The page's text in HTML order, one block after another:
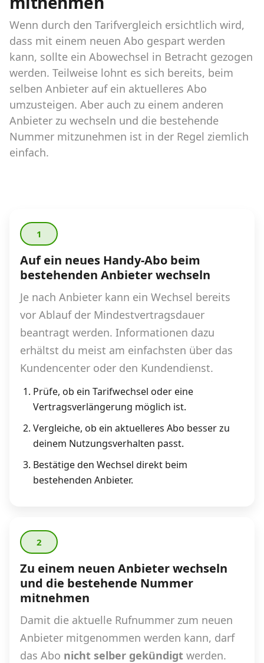
Abos für Tablets, Hotspots und Smart
Tarifrechner Handy-Abo
Der gute alte Tarifrechner im neuen Design
Infos
Alle Anbieter
Alle Mobile-Vergleiche
Internet, TV, Telefon
Kombi-Angebote
Aktionen
News
Forum
Datenschutz·AGB·Impressum
Wenn durch den Tarifvergleich ersichtlich wird,
dass mit einem neuen Abo gespart werden
kann, sollte ein Abowechsel in Betracht gezogen
werden. Teilweise lohnt es sich bereits, beim
selben Anbieter auf ein aktuelleres Abo
umzusteigen. Aber auch zu einem anderen
Anbieter zu wechseln und die bestehende
Nummer mitzunehmen ist in der Regel ziemlich
einfach.
1
Auf ein neues Handy-Abo beim
bestehenden Anbieter wechseln
Je nach Anbieter kann ein Wechsel bereits
vor Ablauf der Mindestvertragsdauer
beantragt werden. Informationen dazu
erhältst du meist am einfachsten über das
Kundencenter oder den Kundendienst.
Prüfe, ob ein Tarifwechsel oder eine
Vertragsverlängerung möglich ist.
Vergleiche, ob ein aktuelleres Abo besser zu
deinem Nutzungsverhalten passt.
Bestätige den Wechsel direkt beim
bestehenden Anbieter.
2
Zu einem neuen Anbieter wechseln
und die bestehende Nummer
mitnehmen
Damit die aktuelle Rufnummer zum neuen
Anbieter mitgenommen werden kann, darf
das Abo nicht selber gekündigt werden.